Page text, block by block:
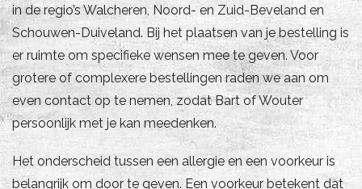
in de regio’s Walcheren, Noord- en Zuid-Beveland en
Schouwen-Duiveland. Bij het plaatsen van je bestelling is
er ruimte om specifieke wensen mee te geven. Voor
grotere of complexere bestellingen raden we aan om
even contact op te nemen, zodat Bart of Wouter
persoonlijk met je kan meedenken.
Het onderscheid tussen een allergie en een voorkeur is
belangrijk om door te geven. Een voorkeur betekent dat